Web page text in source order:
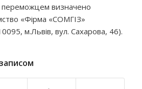
переможцем визначено
«Фірма «СОМГІЗ»
м.Львів, вул. Сахарова, 46).